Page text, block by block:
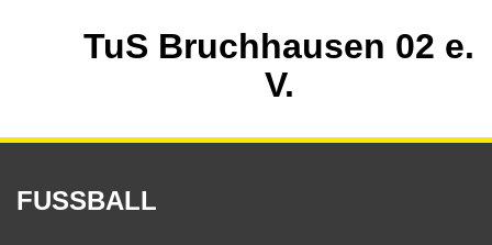
TuS Bruchhausen 02 e.
V.
FUSSBALL